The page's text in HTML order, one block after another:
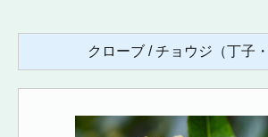
クローブ / チョウジ（丁子・